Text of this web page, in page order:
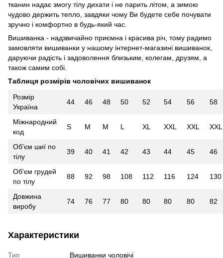
тканин надає змогу тілу дихати і не парить літом, а зимою
чудово держить тепло, завдяки чому Ви будете себе почувати
зручно і комфортно в будь-який час.
Вишиванка - надзвичайно приємна і красива річ, тому радимо
замовляти вишиванки у нашому інтернет-магазині вишиванок,
даруючи радість і задоволення близьким, колегам, друзям, а
також самим собі.
Таблиця розмірів чоловічих вишиванок
Розмір
Україна
44 46 48 50 52 54 56 58
Міжнародний
код
S M M L XL XXL XXL XXL
Об'єм шиї по
тілу
39 40 41 42 43 44 45 46
Об'єм грудей
по тілу
88 92 98 108 112 116 124 130
Довжина
виробу
74 76 77 80 80 80 80 82
Характеристики
Тип Вишиванки чоловічі